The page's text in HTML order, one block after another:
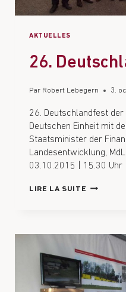
AKTUELLES
26.
Par Robert Lebegern 3.
26. Deutschlandfest der
Deutschen Einheit mit
Staatsminister der
Landesentwicklung,
03.10.2015 | 15.30 Uhr
LIRE LA SUITE